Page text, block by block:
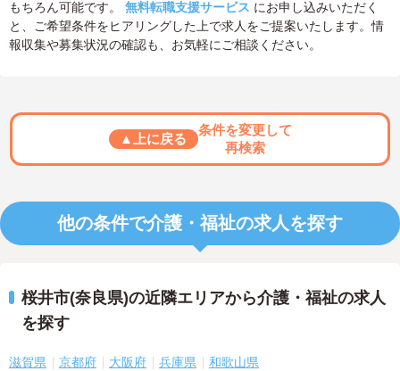
もちろん可能です。 無料転職支援サービス にお申し込みいただく
と、ご希望条件をヒアリングした上で求人をご提案いたします。情
報収集や募集状況の確認も、お気軽にご相談ください。
▲上に戻る
条件を変更して
再検索
他の条件で介護・福祉の求人を探す
桜井市(奈良県)の近隣エリアから介護・福祉の求人
を探す
滋賀県 京都府 大阪府 兵庫県 和歌山県